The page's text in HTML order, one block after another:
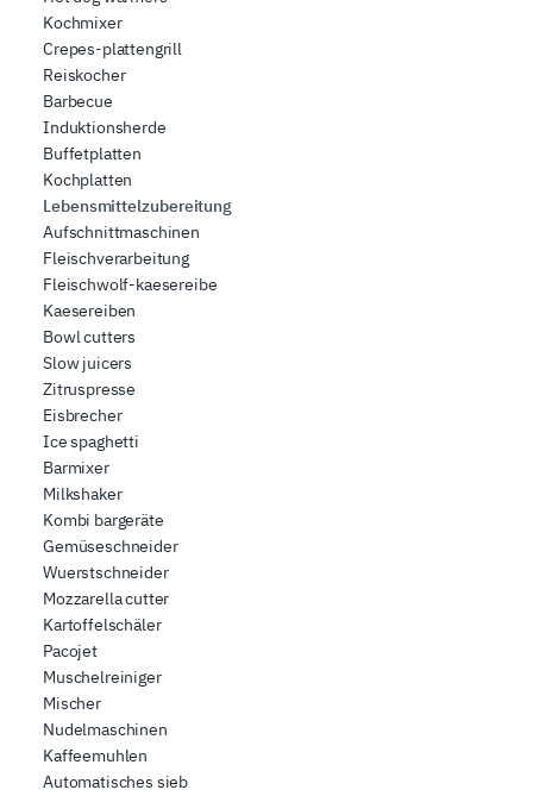
Kochmixer
Crepes-plattengrill
Reiskocher
Barbecue
Induktionsherde
Buffetplatten
Kochplatten
Lebensmittelzubereitung
Aufschnittmaschinen
Fleischverarbeitung
Fleischwolf-kaesereibe
Kaesereiben
Bowl cutters
Slow juicers
Zitruspresse
Eisbrecher
Ice spaghetti
Barmixer
Milkshaker
Kombi bargeräte
Gemüseschneider
Wuerstschneider
Mozzarella cutter
Kartoffelschäler
Pacojet
Muschelreiniger
Mischer
Nudelmaschinen
Kaffeemuhlen
Automatisches sieb